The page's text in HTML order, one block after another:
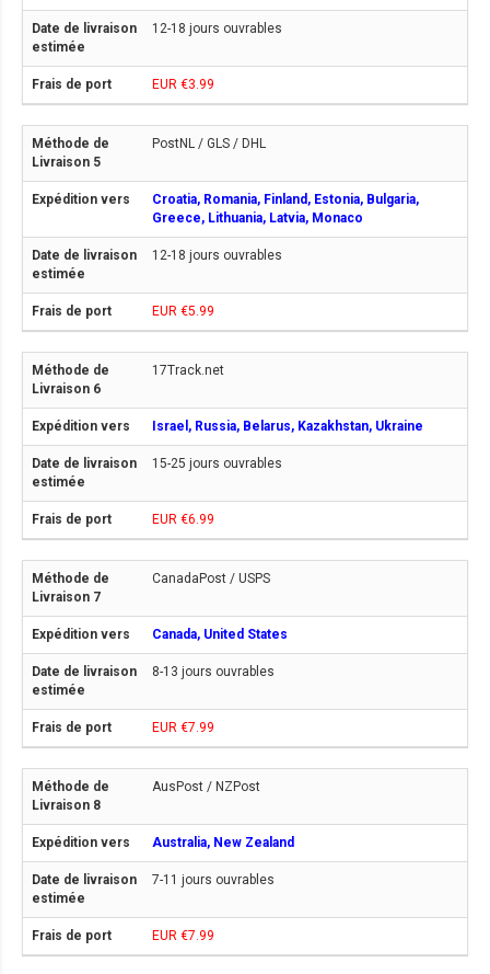
12-18 jours ouvrables
EUR €3.99
PostNL / GLS / DHL
Croatia, Romania, Finland, Estonia, Bulgaria,
Greece, Lithuania, Latvia, Monaco
12-18 jours ouvrables
EUR €5.99
17Track.net
Israel, Russia, Belarus, Kazakhstan, Ukraine
15-25 jours ouvrables
EUR €6.99
CanadaPost / USPS
Canada, United States
8-13 jours ouvrables
EUR €7.99
AusPost / NZPost
Australia, New Zealand
7-11 jours ouvrables
EUR €7.99